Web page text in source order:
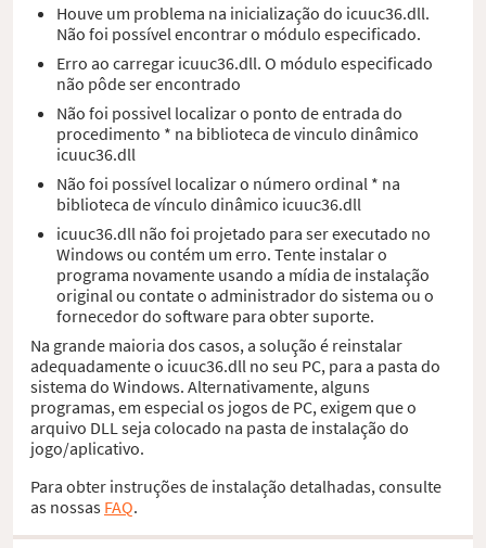
Houve um problema na inicialização do icuuc36.dll.
Não foi possível encontrar o módulo especificado.
Erro ao carregar icuuc36.dll. O módulo especificado
não pôde ser encontrado
Não foi possivel localizar o ponto de entrada do
procedimento * na biblioteca de vinculo dinâmico
icuuc36.dll
Não foi possível localizar o número ordinal * na
biblioteca de vínculo dinâmico icuuc36.dll
icuuc36.dll não foi projetado para ser executado no
Windows ou contém um erro. Tente instalar o
programa novamente usando a mídia de instalação
original ou contate o administrador do sistema ou o
fornecedor do software para obter suporte.
Na grande maioria dos casos, a solução é reinstalar
adequadamente o icuuc36.dll no seu PC, para a pasta do
sistema do Windows. Alternativamente, alguns
programas, em especial os jogos de PC, exigem que o
arquivo DLL seja colocado na pasta de instalação do
jogo/aplicativo.
Para obter instruções de instalação detalhadas, consulte
as nossas FAQ.